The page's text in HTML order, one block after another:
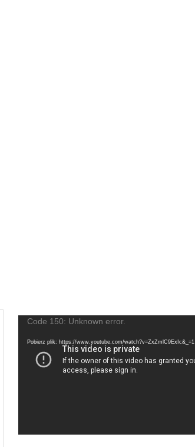
Odtwarzacz
Code 150: Unknown error.
Pobierz plik: https://www.youtube.com/watch?v=ZxZmlC9ExIc&_=1